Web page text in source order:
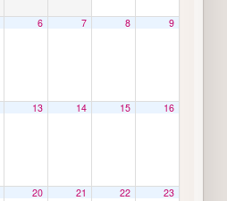
6 7 8 9
13 14 15 16
20 21 22 23